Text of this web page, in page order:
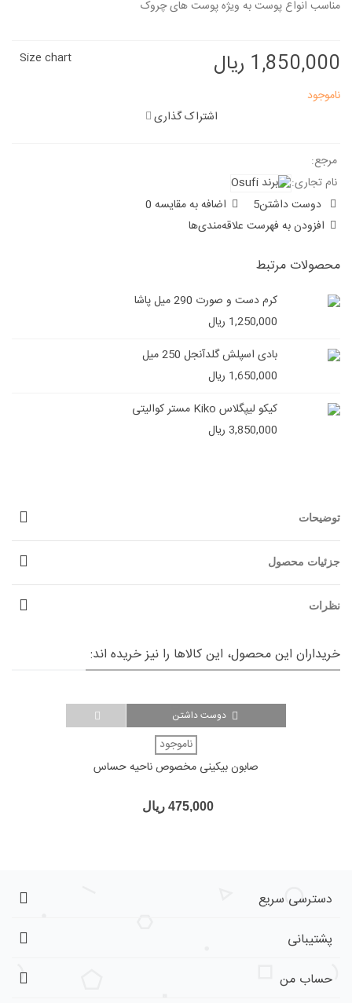
مناسب انواع پوست به ویژه پوست های چروک
1,850,000 ریال
Size chart
ناموجود
اشتراک گذاری
مرجع:
نام تجاری:
دوست داشتن5 اضافه به مقایسه 0
افزودن به فهرست علاقه‌مندی‌ها
محصولات مرتبط
کرم دست و صورت 290 میل پاشا
1,250,000 ریال
بادی اسپلش گلدآنجل 250 میل
1,650,000 ریال
کیکو لیپگلاس Kiko مستر کوالیتی
3,850,000 ریال
توضیحات
جزئیات محصول
نظرات
خریداران این محصول، این کالاها را نیز خریده اند:
دوست داشتن
ناموجود
صابون بیکینی مخصوص ناحیه حساس
475,000 ریال
دسترسی سریع
پشتیبانی
حساب من